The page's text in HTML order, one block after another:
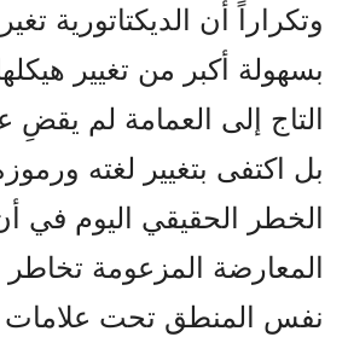
وتكراراً أن الديكتاتورية
بسهولة أكبر من تغيير
التاج إلى العمامة لم يقضِ
بل اكتفى بتغيير لغته
الخطر الحقيقي اليوم في
المعارضة المزعومة تخاطر
نفس المنطق تحت علامات